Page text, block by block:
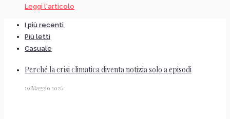
Leggi l'articolo
I più recenti
Più letti
Casuale
Perché la crisi climatica diventa notizia solo a episodi
19 Maggio 2026